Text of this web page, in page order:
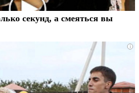
секунд, а смеяться вы
i